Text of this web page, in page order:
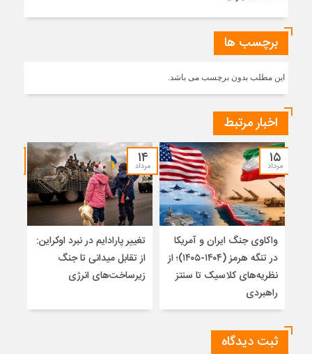
برچسب ها
این مطلب بدون برچسب می باشد.
اخبار مرتبط
۱۵
مرداد
واکاوی جنگ ایران و آمریکا
در تنگه هرمز (۱۴۰۴-۱۴۰۵)؛ از
نظریه‌های کلاسیک تا سنتز
راهبردی
۱۴
مرداد
تغییر پارادایم در نبرد اوکراین:
از تقابل میدانی تا جنگ
زیرساخت‌های انرژی
ثبت دیدگاه